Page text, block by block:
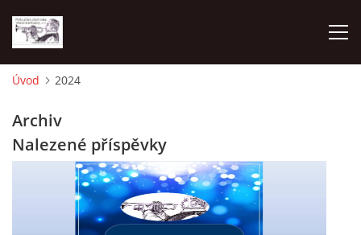
AKTUALITY
NAPSALI O NÁS
Úvod 2024
Archiv
Nalezené příspěvky